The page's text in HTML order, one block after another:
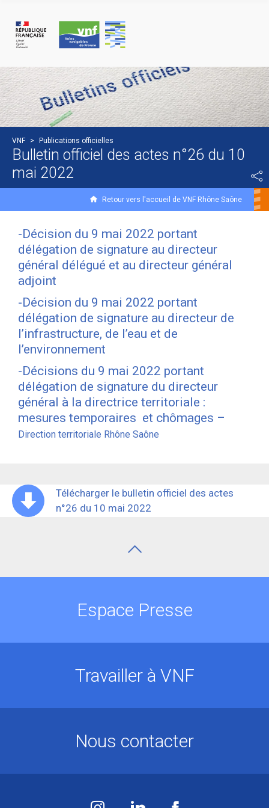
VNF > Publications officielles
Bulletin officiel des actes n°26 du 10
mai 2022
Retour vers l'accueil de VNF Rhône Saône
-Décision du 9 mai 2022 portant
délégation de signature au directeur
général délégué et au directeur général
adjoint
-Décision du 9 mai 2022 portant
délégation de signature au directeur de
l’infrastructure, de l’eau et de
l’environnement
-Décisions du 9 mai 2022 portant
délégation de signature du directeur
général à la directrice territoriale :
mesures temporaires et chômages –
Direction territoriale Rhône Saône
Télécharger le bulletin officiel des actes
n°26 du 10 mai 2022
Espace Presse
Travailler à VNF
Nous contacter